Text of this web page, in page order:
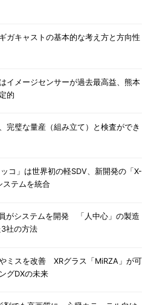
ガキャストの基本的な考え方と方向性
イメージセンサーが過去最高益、熊本
的
完璧な量産（組み立て）と検査ができ
コ」は世界初の軽SDV、新開発の「X-
ステムを統合
がシステムを開発 「人中心」の製造
社の方法
ミスを改善 XRグラス「MiRZA」が可
グDXの未来